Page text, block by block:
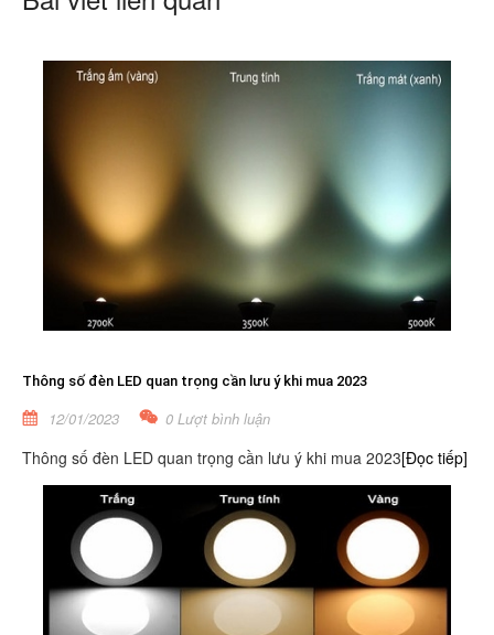
Thông số đèn LED quan trọng cần lưu ý khi mua 2023
12/01/2023 0 Lượt bình luận
Thông số đèn LED quan trọng cần lưu ý khi mua 2023[Đọc tiếp]